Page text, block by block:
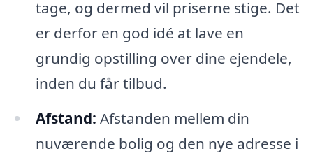
tage, og dermed vil priserne stige. Det
er derfor en god idé at lave en
grundig opstilling over dine ejendele,
inden du får tilbud.
Afstand: Afstanden mellem din
nuværende bolig og den nye adresse i